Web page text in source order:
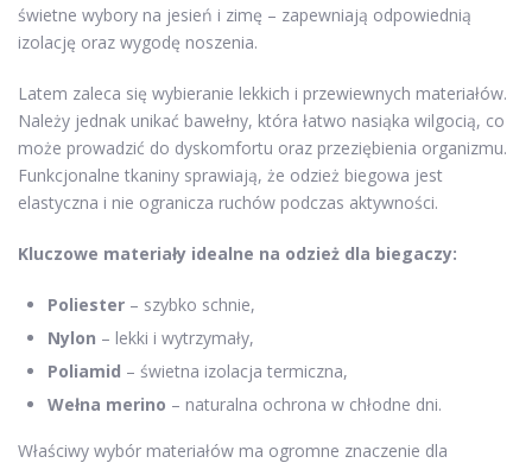
świetne wybory na jesień i zimę – zapewniają odpowiednią
izolację oraz wygodę noszenia.
Latem zaleca się wybieranie lekkich i przewiewnych materiałów.
Należy jednak unikać bawełny, która łatwo nasiąka wilgocią, co
może prowadzić do dyskomfortu oraz przeziębienia organizmu.
Funkcjonalne tkaniny sprawiają, że odzież biegowa jest
elastyczna i nie ogranicza ruchów podczas aktywności.
Kluczowe materiały idealne na odzież dla biegaczy:
Poliester – szybko schnie,
Nylon – lekki i wytrzymały,
Poliamid – świetna izolacja termiczna,
Wełna merino – naturalna ochrona w chłodne dni.
Właściwy wybór materiałów ma ogromne znaczenie dla